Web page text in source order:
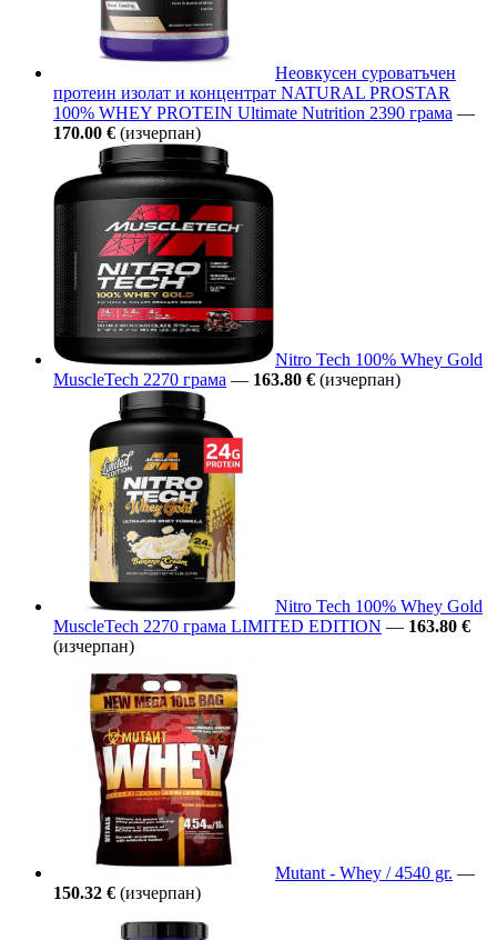
Неовкусен суроватъчен
протеин изолат и концентрат NATURAL PROSTAR
100% WHEY PROTEIN Ultimate Nutrition 2390 грама —
170.00 € (изчерпан)
Nitro Tech 100% Whey Gold
MuscleTech 2270 грама — 163.80 € (изчерпан)
Nitro Tech 100% Whey Gold
MuscleTech 2270 грама LIMITED EDITION — 163.80 €
(изчерпан)
Mutant - Whey / 4540 gr. —
150.32 € (изчерпан)